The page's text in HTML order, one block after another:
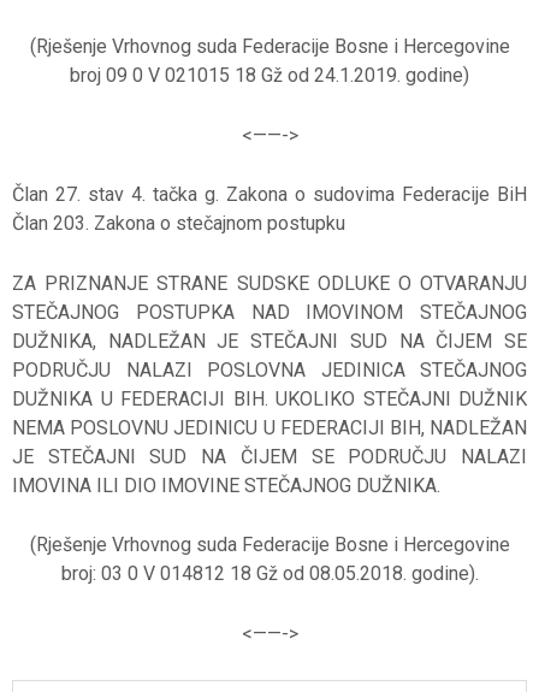
(Rješenje Vrhovnog suda Federacije Bosne i Hercegovine
broj 09 0 V 021015 18 Gž od 24.1.2019. godine)
<——->
Član 27. stav 4. tačka g. Zakona o sudovima Federacije BiH
Član 203. Zakona o stečajnom postupku
ZA PRIZNANJE STRANE SUDSKE ODLUKE O OTVARANJU
STEČAJNOG POSTUPKA NAD IMOVINOM STEČAJNOG
DUŽNIKA, NADLEŽAN JE STEČAJNI SUD NA ČIJEM SE
PODRUČJU NALAZI POSLOVNA JEDINICA STEČAJNOG
DUŽNIKA U FEDERACIJI BIH. UKOLIKO STEČAJNI DUŽNIK
NEMA POSLOVNU JEDINICU U FEDERACIJI BIH, NADLEŽAN
JE STEČAJNI SUD NA ČIJEM SE PODRUČJU NALAZI
IMOVINA ILI DIO IMOVINE STEČAJNOG DUŽNIKA.
(Rješenje Vrhovnog suda Federacije Bosne i Hercegovine
broj: 03 0 V 014812 18 Gž od 08.05.2018. godine).
<——->